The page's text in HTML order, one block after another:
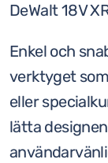
DeWalt 18V
Enkel och
verktyget
eller
lätta